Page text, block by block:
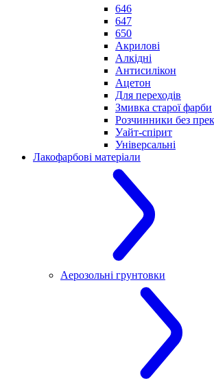
646
647
650
Акрилові
Алкідні
Антисилікон
Ацетон
Для переходів
Змивка старої фарби
Розчинники без
Уайт-спірит
Універсальні
Лакофарбові матеріали
Аерозольні грунтовки